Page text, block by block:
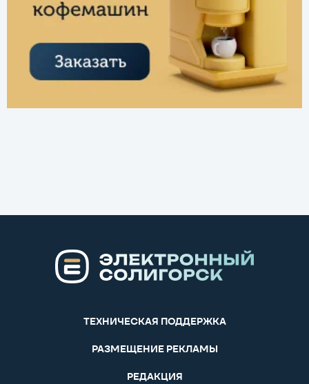
ТЕХНИЧЕСКАЯ ПОДДЕРЖКА
РАЗМЕЩЕНИЕ РЕКЛАМЫ
РЕДАКЦИЯ